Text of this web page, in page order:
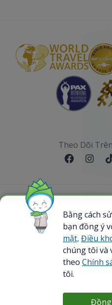
Theo Dõi
Sơ đồ website
@ 2023 Bamboo Airways
Reserved.
Business Registration
Bằng cách
bạn đồng ý
mật, Điều
chúng tôi và
theo Chính
tôi.